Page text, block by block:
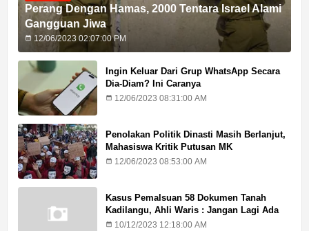
Perang Dengan Hamas, 2000 Tentara Israel Alami
Gangguan Jiwa
12/06/2023 02:07:00 PM
Ingin Keluar Dari Grup WhatsApp Secara
Dia-Diam? Ini Caranya
12/06/2023 08:31:00 AM
Penolakan Politik Dinasti Masih Berlanjut,
Mahasiswa Kritik Putusan MK
12/06/2023 08:53:00 AM
Kasus Pemalsuan 58 Dokumen Tanah
Kadilangu, Ahli Waris : Jangan Lagi Ada
Penundaan Hukuman
10/12/2023 12:18:00 AM